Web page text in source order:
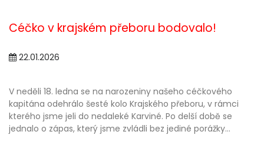
Céčko v krajském přeboru bodovalo!
22.01.2026
V neděli 18. ledna se na narozeniny našeho céčkového
kapitána odehrálo šesté kolo Krajského přeboru, v rámci
kterého jsme jeli do nedaleké Karviné. Po delší době se
jednalo o zápas, který jsme zvládli bez jediné porážky...